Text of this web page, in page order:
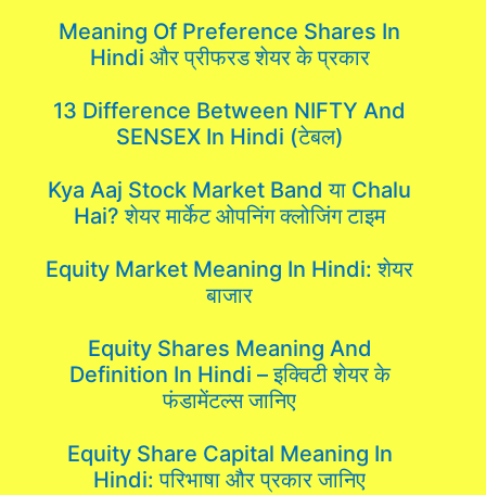
Meaning Of Preference Shares In
Hindi और प्रीफरड शेयर के प्रकार
13 Difference Between NIFTY And
SENSEX In Hindi (टेबल)
Kya Aaj Stock Market Band या Chalu
Hai? शेयर मार्केट ओपनिंग क्लोजिंग टाइम
Equity Market Meaning In Hindi: शेयर
बाजार
Equity Shares Meaning And
Definition In Hindi – इक्विटी शेयर के
फंडामेंटल्स जानिए
Equity Share Capital Meaning In
Hindi: परिभाषा और प्रकार जानिए